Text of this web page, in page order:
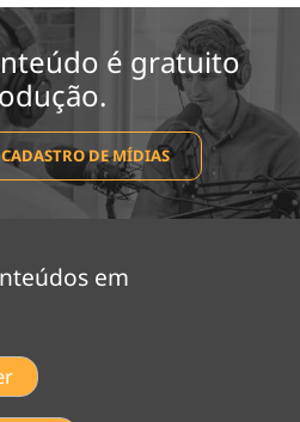
é gratuito
CADASTRO DE MÍDIAS
em